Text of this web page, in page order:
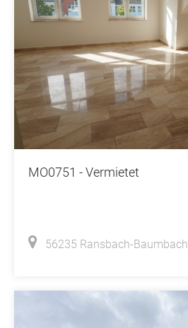
MO0751 - Vermietet
56235 Ransbach-Baumbach